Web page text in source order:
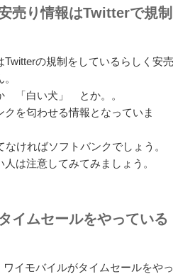
売り情報はTwitterで規制
の規制をしているらしく安売
「白い犬」 とか。。
クを匂わせる情報となっていま
なければソフトバンクでしょう。
は注意してみてみましょう。
イムセールをやっている
イモバイルがタイムセールをやっ